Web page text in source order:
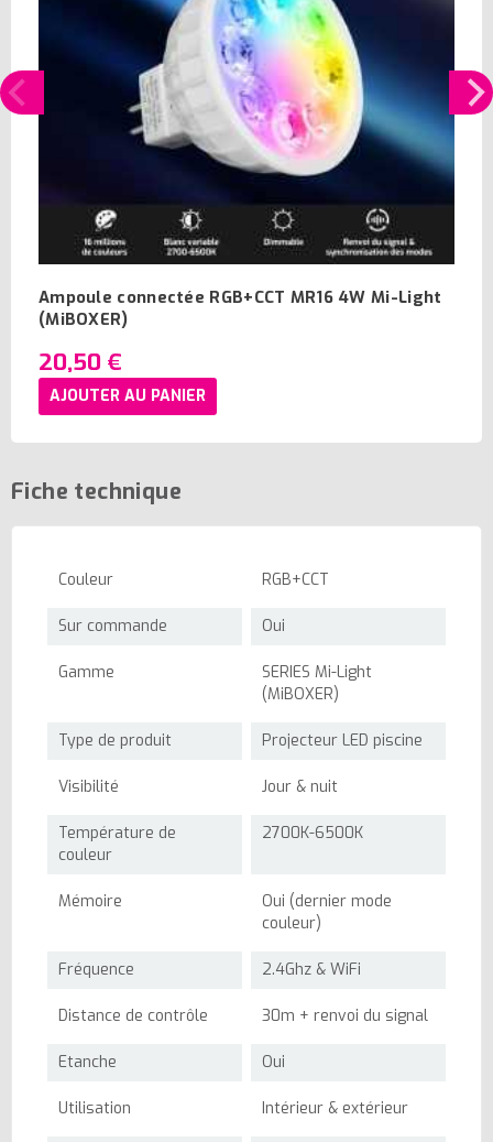
Ampoule connectée RGB+CCT MR16 4W Mi-Light
(MiBOXER)
20,50 €
AJOUTER AU PANIER
Fiche technique
Couleur RGB+CCT
Sur commande Oui
Gamme
SERIES Mi-Light
(MiBOXER)
Type de produit Projecteur LED piscine
Visibilité Jour & nuit
Température de
couleur
2700K-6500K
Mémoire
Oui (dernier mode
couleur)
Fréquence 2.4Ghz & WiFi
Distance de contrôle 30m + renvoi du signal
Etanche Oui
Utilisation Intérieur & extérieur